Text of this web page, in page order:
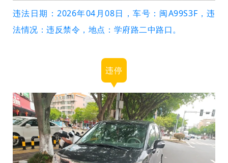
违法日期：2026年04月08日，车号：闽A99S3F，违
法情况：违反禁令，地点：学府路二中路口。
违停